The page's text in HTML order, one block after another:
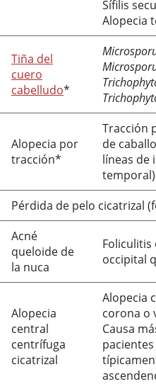
Sífilis
Alopecia
Tiña del
cuero
cabelludo*
Alopecia por
tracción*
Tracción
de
líneas de
temporal)
Pérdida de pelo cicatrizal
Acné
queloide de
la nuca
Foliculitis
occipital
Alopecia
central
centrífuga
cicatrizal
Alopecia
corona o
Causa